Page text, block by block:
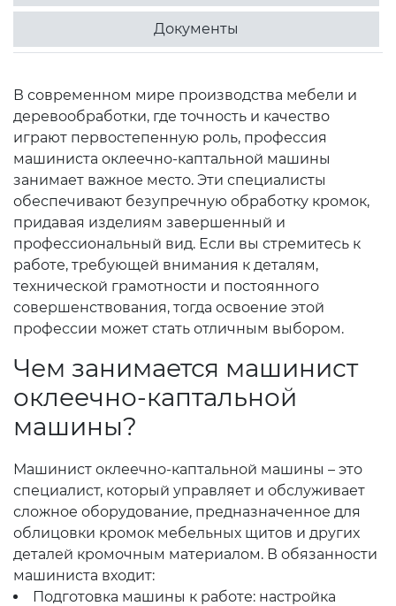
Документы
В современном мире производства мебели и
деревообработки, где точность и качество
играют первостепенную роль, профессия
машиниста оклеечно-каптальной машины
занимает важное место. Эти специалисты
обеспечивают безупречную обработку кромок,
придавая изделиям завершенный и
профессиональный вид. Если вы стремитесь к
работе, требующей внимания к деталям,
технической грамотности и постоянного
совершенствования, тогда освоение этой
профессии может стать отличным выбором.
Чем занимается машинист
оклеечно-каптальной
машины?
Машинист оклеечно-каптальной машины – это
специалист, который управляет и обслуживает
сложное оборудование, предназначенное для
облицовки кромок мебельных щитов и других
деталей кромочным материалом. В обязанности
машиниста входит:
Подготовка машины к работе: настройка